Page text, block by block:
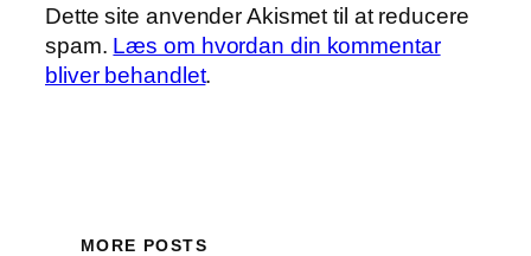
Dette site anvender Akismet til at reducere
spam. Læs om hvordan din kommentar
bliver behandlet.
MORE POSTS